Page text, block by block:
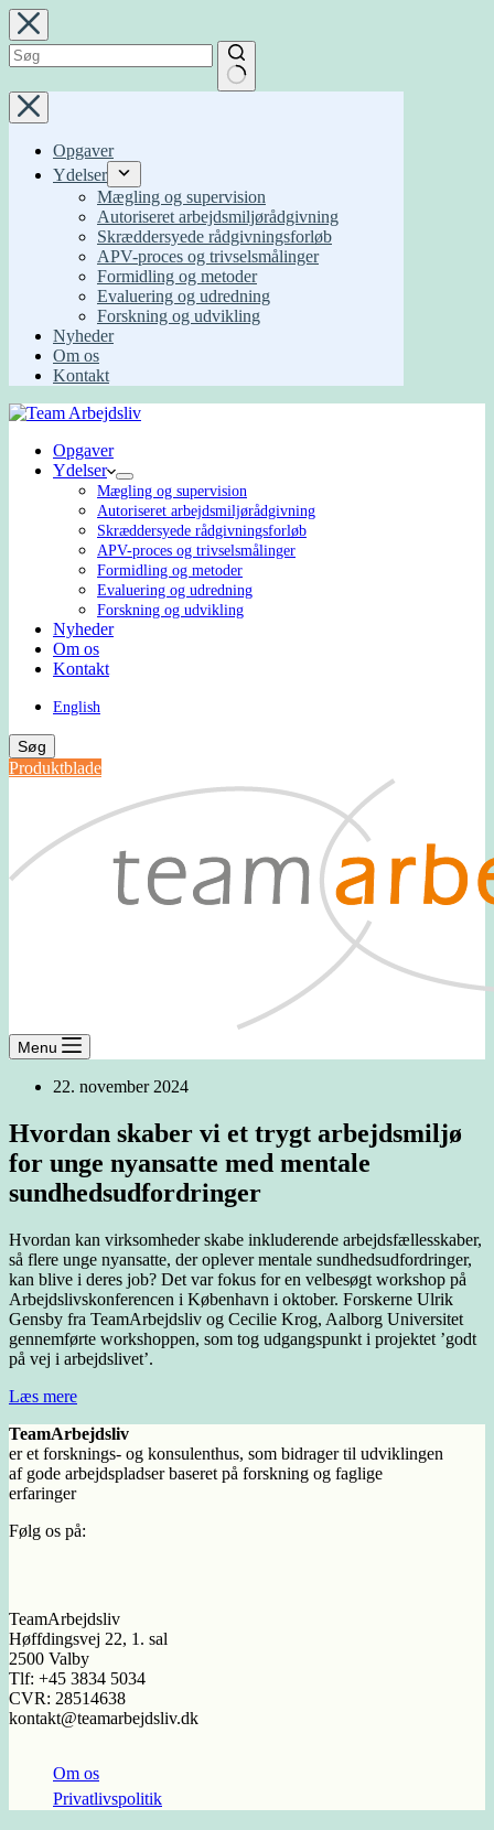
Fortsæt
til
indhold
Ingen
resultater
Opgaver
Ydelser
Mægling og supervision
Autoriseret arbejdsmiljørådgivning
Skræddersyede rådgivningsforløb
APV-proces og trivselsmålinger
Formidling og metoder
Evaluering og udredning
Forskning og udvikling
Nyheder
Om os
Kontakt
Opgaver
Ydelser
Mægling og supervision
Autoriseret arbejdsmiljørådgivning
Skræddersyede rådgivningsforløb
APV-proces og trivselsmålinger
Formidling og metoder
Evaluering og udredning
Forskning og udvikling
Nyheder
Om os
Kontakt
English
Søg
Produktblade
Menu
22. november 2024
Hvordan skaber vi et trygt arbejdsmiljø
for unge nyansatte med mentale
sundhedsudfordringer
Hvordan kan virksomheder skabe inkluderende arbejdsfællesskaber,
så flere unge nyansatte, der oplever mentale sundhedsudfordringer,
kan blive i deres job? Det var fokus for en velbesøgt workshop på
Arbejdslivskonferencen i København i oktober. Forskerne Ulrik
Gensby fra TeamArbejdsliv og Cecilie Krog, Aalborg Universitet
gennemførte workshoppen, som tog udgangspunkt i projektet ’godt
på vej i arbejdslivet’.
Læs mere
TeamArbejdsliv
er et forsknings- og konsulenthus, som bidrager til udviklingen
af gode arbejdspladser baseret på forskning og faglige
erfaringer
Følg os på:
TeamArbejdsliv
Høffdingsvej 22, 1. sal
2500 Valby
Tlf: +45 3834 5034
CVR: 28514638
kontakt@teamarbejdsliv.dk
Om os
Privatlivspolitik